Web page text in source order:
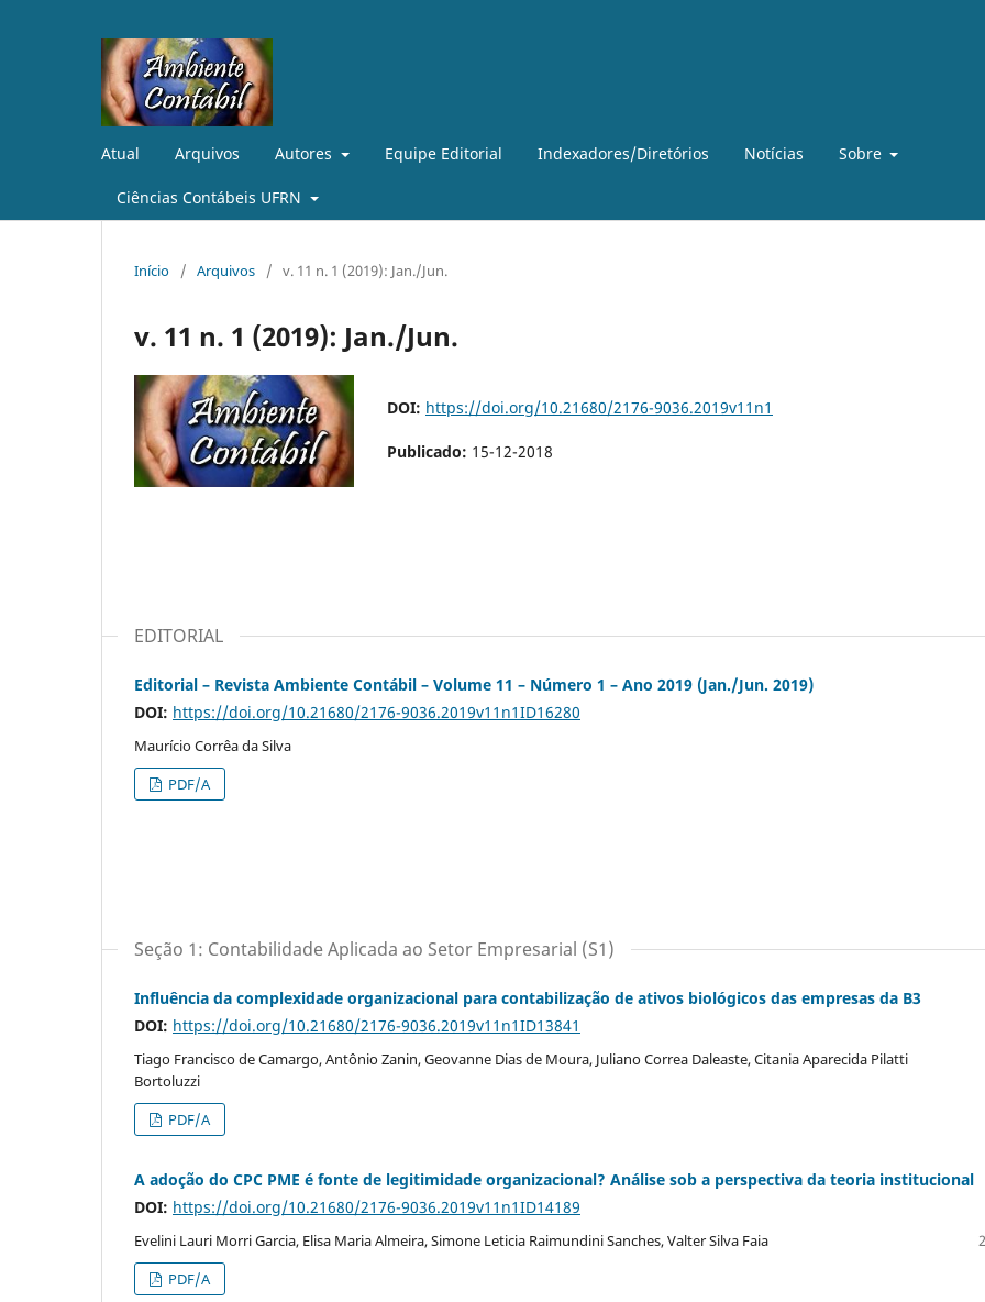
Atual Arquivos Autores Equipe Editorial Indexadores/Diretórios Notícias Sobre
Ciências Contábeis UFRN
Início / Arquivos / v. 11 n. 1 (2019): Jan./Jun.
v. 11 n. 1 (2019): Jan./Jun.
DOI: https://doi.org/10.21680/2176-9036.2019v11n1
Publicado: 15-12-2018
EDITORIAL
Editorial – Revista Ambiente Contábil – Volume 11 – Número 1 – Ano 2019 (Jan./Jun. 2019)
DOI: https://doi.org/10.21680/2176-9036.2019v11n1ID16280
Maurício Corrêa da Silva
PDF/A
Seção 1: Contabilidade Aplicada ao Setor Empresarial (S1)
Influência da complexidade organizacional para contabilização de ativos biológicos das empresas da B3
DOI: https://doi.org/10.21680/2176-9036.2019v11n1ID13841
Tiago Francisco de Camargo, Antônio Zanin, Geovanne Dias de Moura, Juliano Correa Daleaste, Citania Aparecida Pilatti
Bortoluzzi
PDF/A
A adoção do CPC PME é fonte de legitimidade organizacional? Análise sob a perspectiva da teoria institucional
DOI: https://doi.org/10.21680/2176-9036.2019v11n1ID14189
Evelini Lauri Morri Garcia, Elisa Maria Almeira, Simone Leticia Raimundini Sanches, Valter Silva Faia
PDF/A